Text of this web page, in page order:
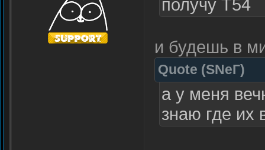
получу Т54
и будешь в
Quote (SNеГ)
а у меня
знаю где их